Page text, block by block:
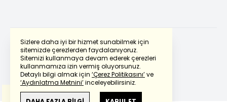
Sizlere daha iyi bir hizmet sunabilmek için
sitemizde çerezlerden faydalanıyoruz.
Sitemizi kullanmaya devam ederek çerezleri
kullanmamıza izin vermiş oluyorsunuz.
Detaylı bilgi almak için ‘Çerez Politikasını’ve
‘Aydınlatma Metnini’inceleyebilirsiniz.
Powered by Translate
Bu çevirideGoogle Transletekullanılmıştır.